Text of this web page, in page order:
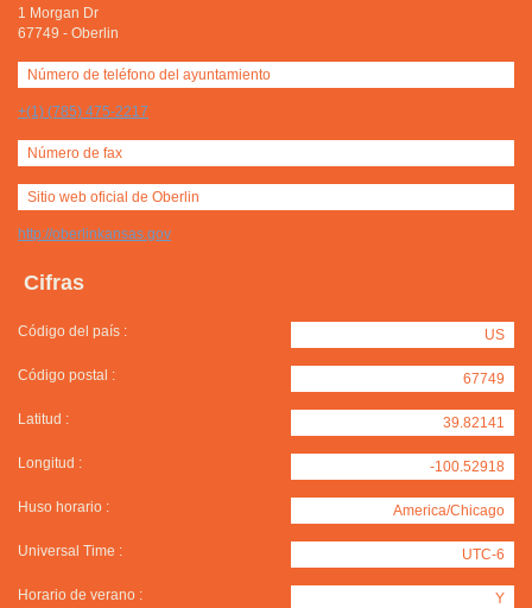
1 Morgan Dr
67749 - Oberlin
Número de teléfono del ayuntamiento
+(1) (785) 475-2217
Número de fax
Sitio web oficial de Oberlin
http://oberlinkansas.gov
Cifras
Código del país : US
Código postal : 67749
Latitud : 39.82141
Longitud : -100.52918
Huso horario : America/Chicago
Universal Time : UTC-6
Horario de verano : Y